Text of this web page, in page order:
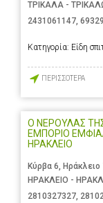
ΤΡΙΚΑΛΑ -
2431061147
Κατηγορία: Είδη
ΠΕΡΙΣΣΟΤΕΡΑ
Ο ΝΕΡΟΥΛΑΣ
ΕΜΠΟΡΙΟ
ΗΡΑΚΛΕΙΟ
Κύρβα 6,
ΗΡΑΚΛΕΙΟ -
2810327327,